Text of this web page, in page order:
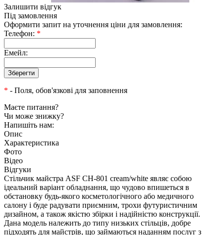
Залишити відгук
Під замовлення
Оформити запит на уточнення ціни для замовлення:
Телефон: *
Емейл:
* - Поля, обов'язкові для заповнення
Маєте питання?
Чи може знижку?
Напишіть нам:
Опис
Характеристика
Фото
Відео
Відгуки
Стільчик майстра ASF СН-801 cream/white являє собою
ідеальний варіант обладнання, що чудово впишеться в
обстановку будь-якого косметологічного або медичного
салону і буде радувати приємним, трохи футуристичним
дизайном, а також якістю збірки і надійністю конструкції.
Дана модель належить до типу низьких стільців, добре
підходять для майстрів, що займаються наданням послуг з